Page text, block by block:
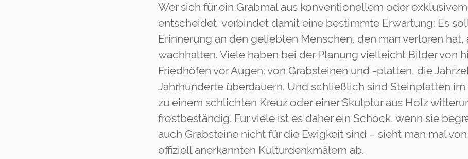
Wer sich für ein Grabmal aus konventionellem oder
entscheidet, verbindet damit eine bestimmte Erwartung: Es
Erinnerung an den geliebten Menschen, den man verloren hat,
wachhalten. Viele haben bei der Planung vielleicht Bilder von
Friedhöfen vor Augen: von Grabsteinen und -platten, die
Jahrhunderte überdauern. Und schließlich sind Steinplatten im
zu einem schlichten Kreuz oder einer Skulptur aus Holz
frostbeständig. Für viele ist es daher ein Schock, wenn sie
auch Grabsteine nicht für die Ewigkeit sind – sieht man mal
offiziell anerkannten Kulturdenkmälern ab.